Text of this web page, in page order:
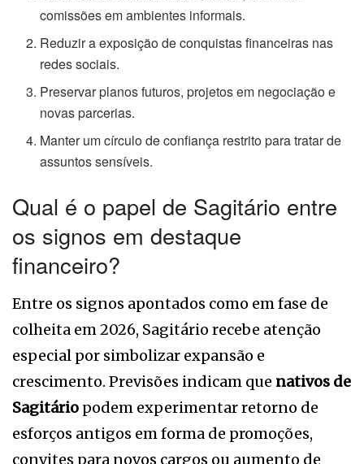
comissões em ambientes informais.
Reduzir a exposição de conquistas financeiras nas
redes sociais.
Preservar planos futuros, projetos em negociação e
novas parcerias.
Manter um círculo de confiança restrito para tratar de
assuntos sensíveis.
Qual é o papel de Sagitário entre
os signos em destaque
financeiro?
Entre os signos apontados como em fase de
colheita em 2026, Sagitário recebe atenção
especial por simbolizar expansão e
crescimento. Previsões indicam que nativos de
Sagitário podem experimentar retorno de
esforços antigos em forma de promoções,
convites para novos cargos ou aumento de